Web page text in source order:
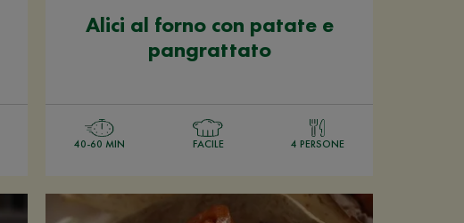
Alici al forno con patate e
pangrattato
40-60 MIN FACILE 4 PERSONE